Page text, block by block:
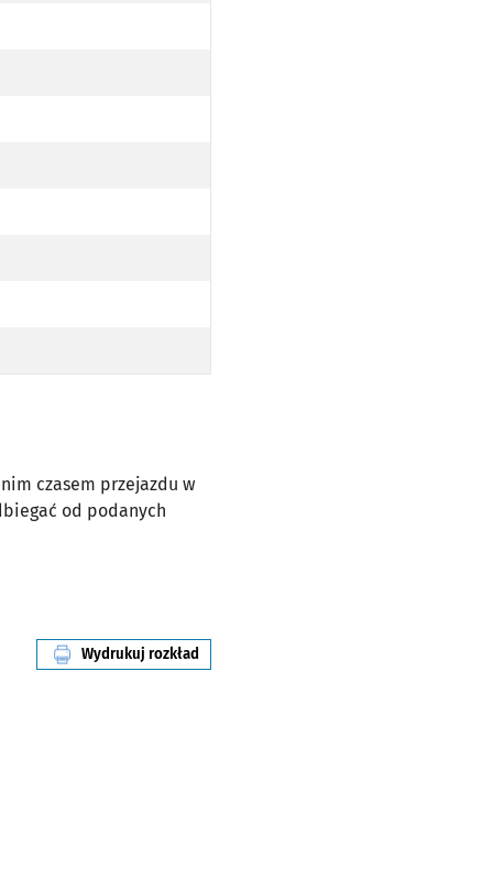
czasem przejazdu w
od podanych
Wydrukuj rozkład
linii nr 105